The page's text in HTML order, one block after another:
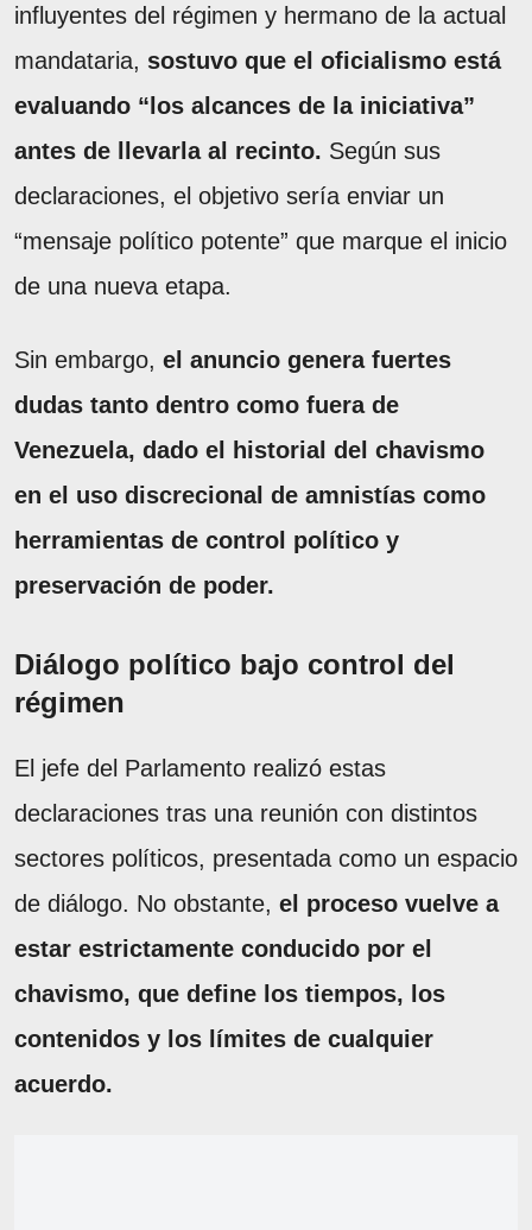
influyentes del régimen y hermano de la actual
mandataria, sostuvo que el oficialismo está
evaluando “los alcances de la iniciativa”
antes de llevarla al recinto. Según sus
declaraciones, el objetivo sería enviar un
“mensaje político potente” que marque el inicio
de una nueva etapa.
Sin embargo, el anuncio genera fuertes
dudas tanto dentro como fuera de
Venezuela, dado el historial del chavismo
en el uso discrecional de amnistías como
herramientas de control político y
preservación de poder.
Diálogo político bajo control del
régimen
El jefe del Parlamento realizó estas
declaraciones tras una reunión con distintos
sectores políticos, presentada como un espacio
de diálogo. No obstante, el proceso vuelve a
estar estrictamente conducido por el
chavismo, que define los tiempos, los
contenidos y los límites de cualquier
acuerdo.